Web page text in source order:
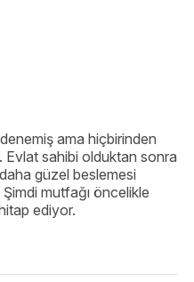
ama hiçbirinden
Evlat sahibi olduktan sonra
güzel beslemesi
mutfağı öncelikle
ediyor.